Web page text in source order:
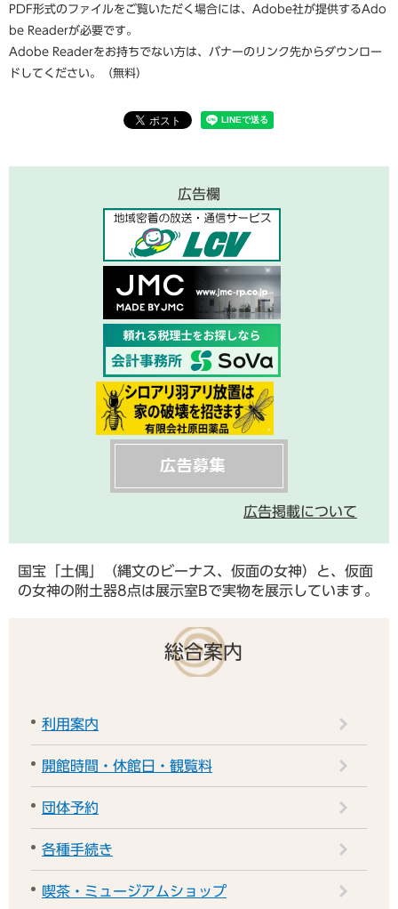
PDF形式のファイルをご覧いただく場合には、Adobe社が提供するAdo
be Readerが必要です。
Adobe Readerをお持ちでない方は、バナーのリンク先からダウンロー
ドしてください。（無料）
国宝「土偶」（縄文のビーナス、仮面の女神）と、仮面
の女神の附土器8点は展示室Bで実物を展示しています。
総合案内
利用案内
開館時間・休館日・観覧料
団体予約
各種手続き
喫茶・ミュージアムショップ
広告欄
広告掲載について